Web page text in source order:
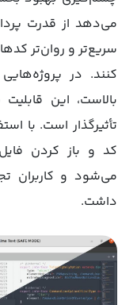
می‌دهد از قدرت
سریع‌تر و روان‌تر
کنند. در
بالاست، این
تأثیرگذار است. با
کد و باز کردن
می‌شود و کاربران
داشت.